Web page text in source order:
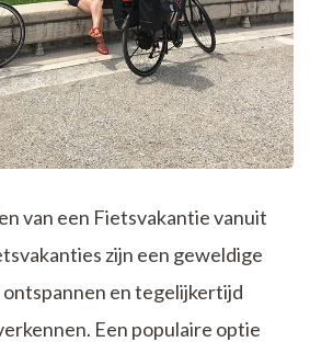
van een Fietsvakantie vanuit
zijn een geweldige
en tegelijkertijd
Een populaire optie